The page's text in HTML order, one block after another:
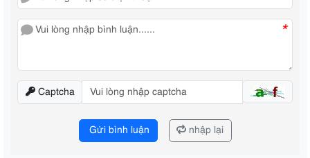
*
Captcha
Gửi bình luận nhập lại